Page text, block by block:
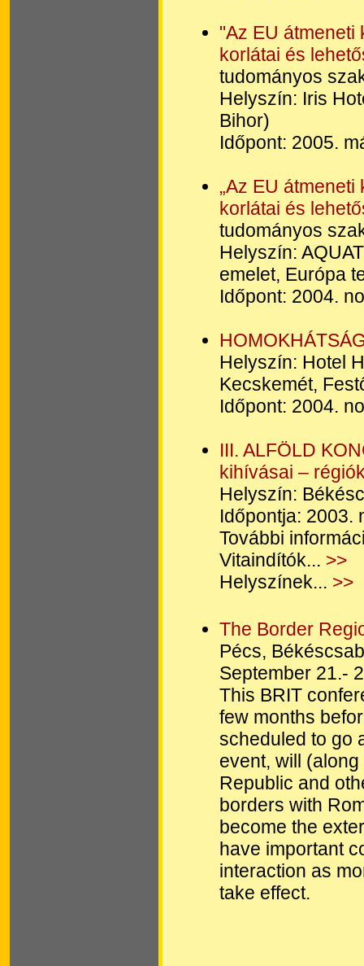
"Az EU
korlátai és
tudományos
Helyszín: Iris
Bihor)
Időpont: 2005.
„Az EU
korlátai és
tudományos
Helyszín:
emelet, Európa
Időpont: 2004.
Helyszín: Hotel
Kecskemét,
Időpont: 2004.
III. ALFÖLD
kihívásai –
Helyszín:
Időpontja:
További
Vitaindítók... >>
Helyszínek... >>
The Border
Pécs,
September 21.-
This BRIT
few months
scheduled to go
event, will
Republic and
borders with
become the
have important
interaction as
take effect.